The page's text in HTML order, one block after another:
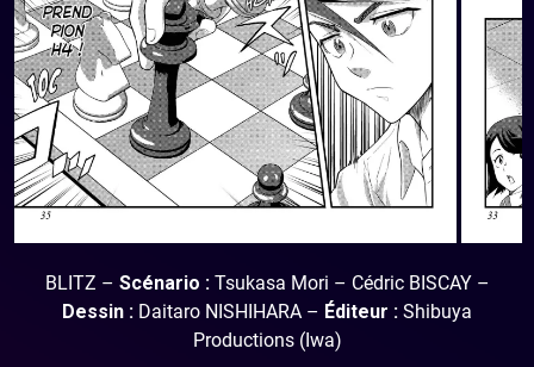
BLITZ – Scénario : Tsukasa Mori – Cédric BISCAY –
Dessin : Daitaro NISHIHARA – Éditeur : Shibuya
Productions (Iwa)